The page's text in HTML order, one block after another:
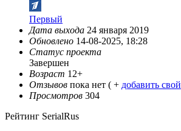
Первый
Дата выхода 24 января 2019
Обновлено 14-08-2025, 18:28
Статус проекта
Завершен
Возраст 12+
Отзывов пока нет ( + добавить свой
Просмотров 304
Рейтинг SerialRus